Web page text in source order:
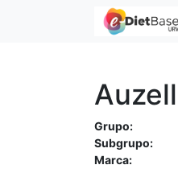
Grupo:
Subgrupo:
Marca: